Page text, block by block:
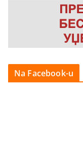
Na Facebook-u